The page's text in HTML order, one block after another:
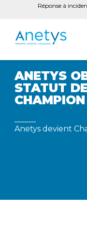
Réponse à
ANETYS
STATUT
CHAMPION
Anetys devient